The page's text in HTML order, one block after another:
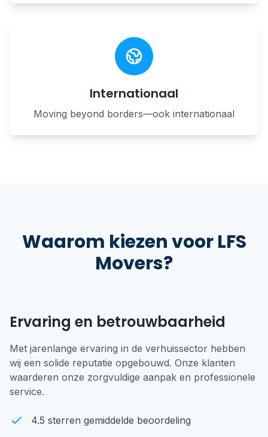
Internationaal
Moving beyond borders—ook internationaal
Waarom kiezen voor LFS
Movers?
Ervaring en betrouwbaarheid
Met jarenlange ervaring in de verhuissector hebben
wij een solide reputatie opgebouwd. Onze klanten
waarderen onze zorgvuldige aanpak en professionele
service.
4.5 sterren gemiddelde beoordeling